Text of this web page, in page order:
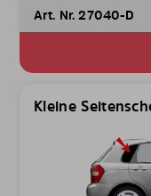
Art. Nr. 27040-D
Kleine